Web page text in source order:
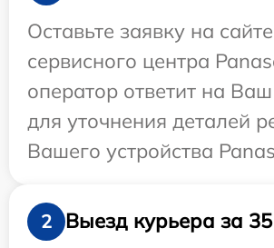
Оставьте заявку на сайте
сервисного центра
оператор ответит на
для уточнения деталей
Вашего устройства
2
Выезд курьера за